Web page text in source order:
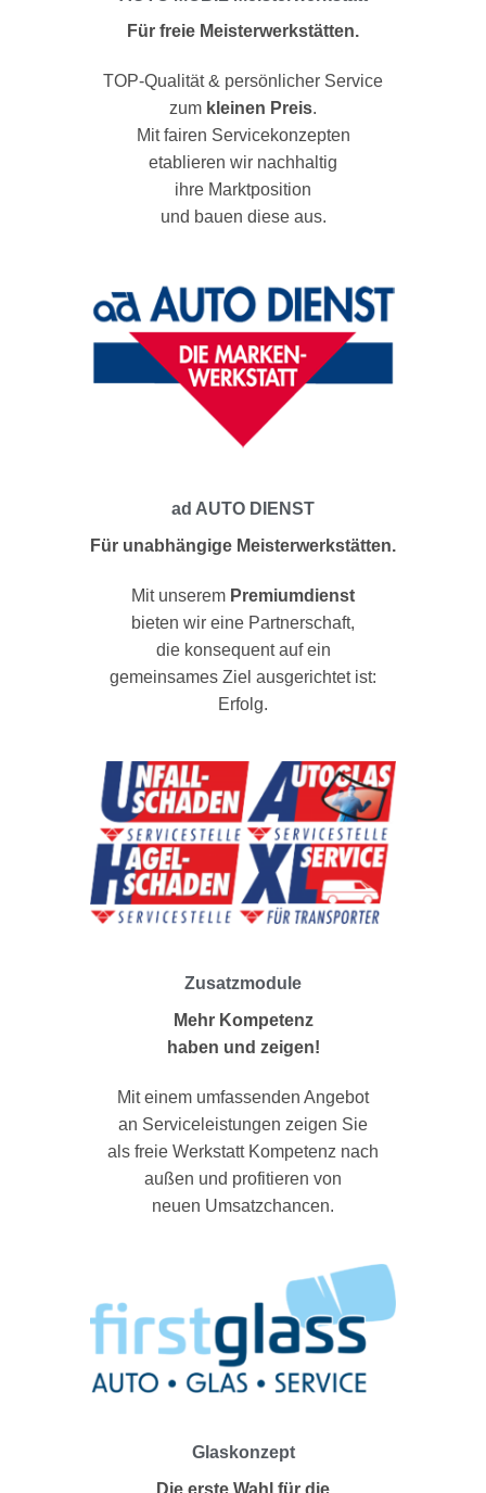
Für freie Meisterwerkstätten.
TOP-Qualität & persönlicher Service
zum kleinen Preis.
Mit fairen Servicekonzepten
etablieren wir nachhaltig
ihre Marktposition
und bauen diese aus.
ad AUTO DIENST
Für unabhängige Meisterwerkstätten.
Mit unserem Premiumdienst
bieten wir eine Partnerschaft,
die konsequent auf ein
gemeinsames Ziel ausgerichtet ist:
Erfolg.
Zusatzmodule
Mehr Kompetenz
haben und zeigen!
Mit einem umfassenden Angebot
an Serviceleistungen zeigen Sie
als freie Werkstatt Kompetenz nach
außen und profitieren von
neuen Umsatzchancen.
Glaskonzept
Die erste Wahl für die